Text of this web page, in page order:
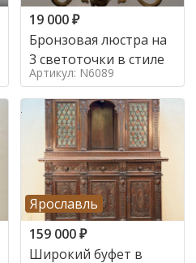
19 000₽
Бронзовая люстра на
3 светоточки в стиле
Артикул: N6089
Ярославль
159 000₽
Широкий буфет в